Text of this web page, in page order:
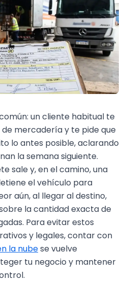
mercadería y te pide que
lo antes posible, aclarando
la semana siguiente.
sale y, en el camino, una
el vehículo para
aún, al llegar al destino,
la cantidad exacta de
Para evitar estos
y legales, contar con
la nubese vuelve
tu negocio y mantener